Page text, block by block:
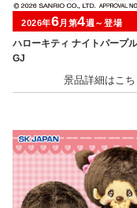
ハローキティ ナイトパープ
GJ
2026年6月第4週～登場